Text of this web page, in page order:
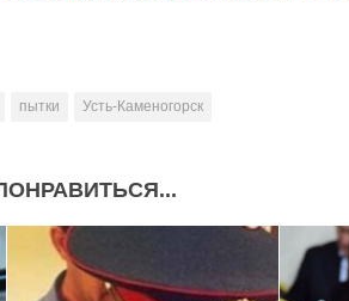
пытки Усть-Каменогорск